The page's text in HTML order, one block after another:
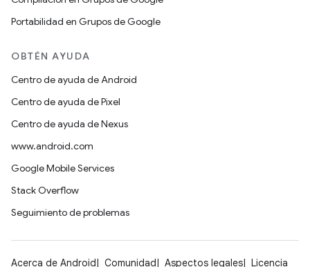
Portabilidad en Grupos de Google
OBTÉN AYUDA
Centro de ayuda de Android
Centro de ayuda de Pixel
Centro de ayuda de Nexus
www.android.com
Google Mobile Services
Stack Overflow
Seguimiento de problemas
Acerca de Android Comunidad Aspectos legales Licencia